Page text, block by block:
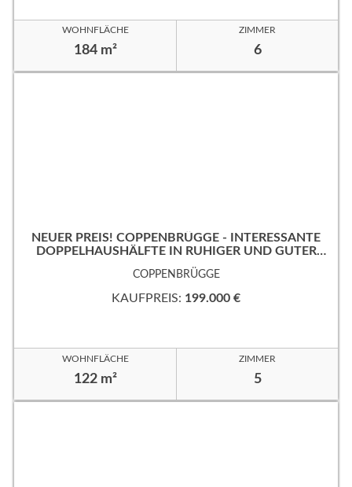
WOHNFLÄCHE
184 m²
ZIMMER
6
NEUER PREIS! COPPENBRÜGGE - INTERESSANTE
DOPPELHAUSHÄLFTE IN RUHIGER UND GUTER
WOHNLAGE!
COPPENBRÜGGE
KAUFPREIS: 199.000 €
WOHNFLÄCHE
122 m²
ZIMMER
5